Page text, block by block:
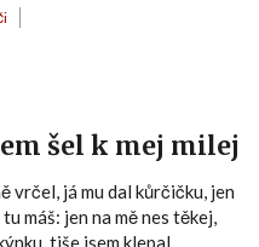
šel k mej milej
vrčel, já mu dal kůrčičku, jen
máš: jen na mě nes těkej,
tiše jsem klepal,